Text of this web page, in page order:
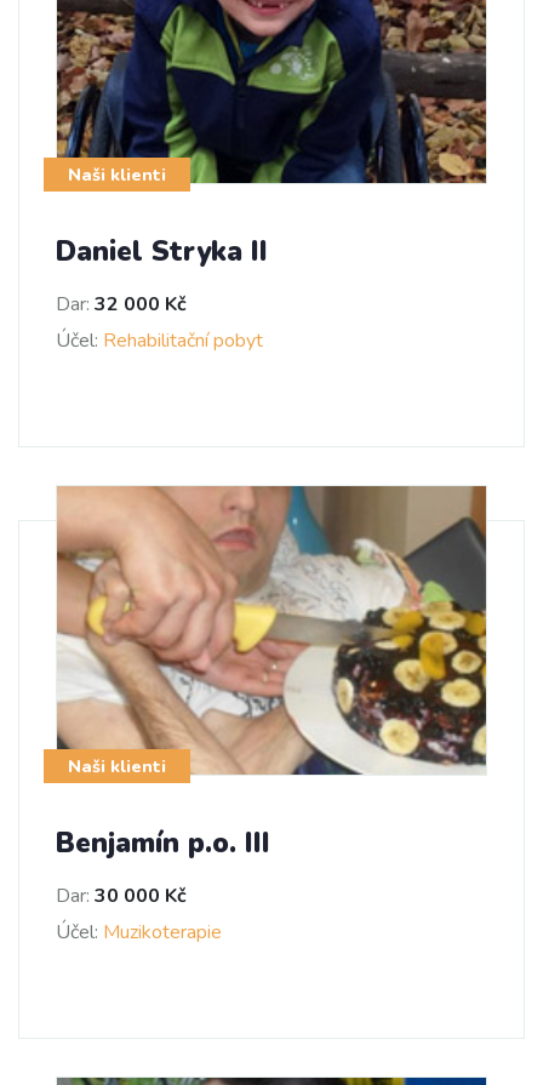
Naši klienti
Daniel Stryka II
Dar: 32 000 Kč
Účel: Rehabilitační pobyt
Naši klienti
Benjamín p.o. III
Dar: 30 000 Kč
Účel: Muzikoterapie